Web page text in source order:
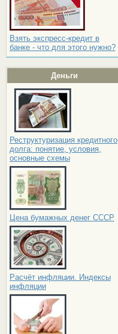
Взять экспресс-кредит в
банке - что для этого нужно?
Деньги
Реструктуризация кредитного
долга: понятие, условия,
основные схемы
Цена бумажных денег СССР
Расчёт инфляции. Индексы
инфляции